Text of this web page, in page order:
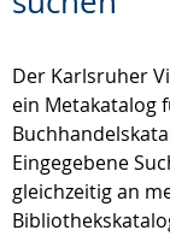
Der Karlsruher
ein Metakatalog
Eingegebene
gleichzeitig an